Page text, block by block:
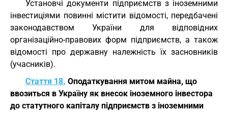
Установчі документи підприємств з іноземними
інвестиціями повинні містити відомості, передбачені
законодавством України для відповідних
організаційно-правових форм підприємств, а також
відомості про державну належність їх засновників
(учасників).
Стаття 18. Оподаткування митом майна, що
ввозиться в Україну як внесок іноземного інвестора
до статутного капіталу підприємств з іноземними